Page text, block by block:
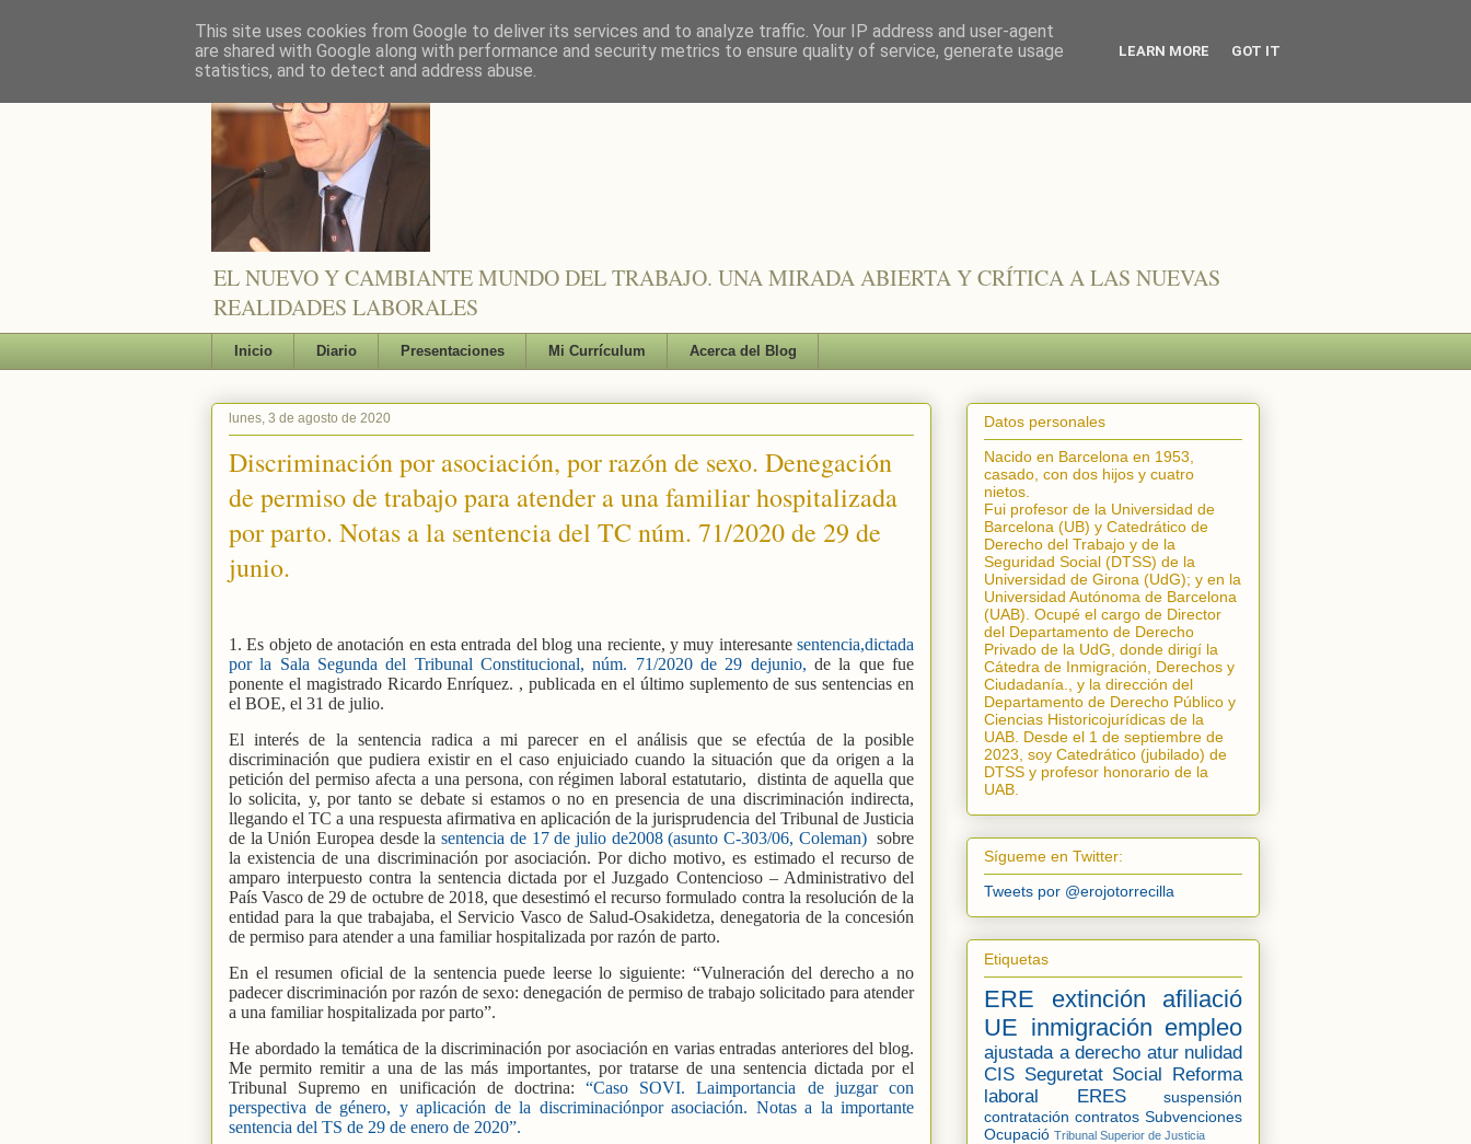
EL NUEVO Y CAMBIANTE MUNDO DEL TRABAJO. UNA MIRADA ABIERTA Y CRÍTICA A LAS NUEVAS
REALIDADES LABORALES
Inicio Diario Presentaciones Mi Currículum Acerca del Blog
lunes, 3 de agosto de 2020
Discriminación por asociación, por razón de sexo. Denegación
de permiso de trabajo para atender a una familiar hospitalizada
por parto. Notas a la sentencia del TC núm. 71/2020 de 29 de
junio.
1. Es objeto de anotación en esta entrada del blog una reciente, y muy interesante sentencia,dictada
por la Sala Segunda del Tribunal Constitucional, núm. 71/2020 de 29 dejunio, de la que fue
ponente el magistrado Ricardo Enríquez. , publicada en el último suplemento de sus sentencias en
el BOE, el 31 de julio.
El interés de la sentencia radica a mi parecer en el análisis que se efectúa de la posible
discriminación que pudiera existir en el caso enjuiciado cuando la situación que da origen a la
petición del permiso afecta a una persona, con régimen laboral estatutario,
distinta de aquella que
lo solicita, y, por tanto se debate si estamos o no en presencia de una discriminación indirecta,
llegando el TC a una respuesta afirmativa en aplicación de la jurisprudencia del Tribunal de Justicia
de la Unión Europea desde lasentencia de 17 de julio de2008 (asunto C-303/06, Coleman) sobre
la existencia de una discriminación por asociación. Por dicho motivo, es estimado el recurso de
amparo interpuesto contra la sentencia dictada por el Juzgado Contencioso – Administrativo del
País Vasco de 29 de octubre de 2018, que desestimó el recurso formulado contra la resolución de la
entidad para la que trabajaba, el Servicio Vasco de Salud-Osakidetza, denegatoria de la concesión
de permiso para atender a una familiar hospitalizada por razón de parto.
En el resumen oficial de la sentencia puede leerse lo siguiente: “Vulneración del derecho a no
padecer discriminación por razón de sexo: denegación de permiso de trabajo solicitado para atender
a una familiar hospitalizada por parto”.
He abordado la temática de la discriminación por asociación en varias entradas anteriores del blog.
Me permito remitir a una de las más importantes, por tratarse de una sentencia dictada por el
Tribunal Supremo en unificación de doctrina:“Caso SOVI. Laimportancia de juzgar con
perspectiva de género, y aplicación de la discriminaciónpor asociación. Notas a la importante
sentencia del TS de 29 de enero de 2020”.
Datos personales
Nacido en Barcelona en 1953,
casado, con dos hijos y cuatro
nietos.
Fui profesor de la Universidad de
Barcelona (UB) y Catedrático de
Derecho del Trabajo y de la
Seguridad Social (DTSS) de la
Universidad de Girona (UdG); y en la
Universidad Autónoma de Barcelona
(UAB). Ocupé el cargo de Director
del Departamento de Derecho
Privado de la UdG, donde dirigí la
Cátedra de Inmigración, Derechos y
Ciudadanía.
, y la dirección del
Departamento de Derecho Público y
Ciencias Historicojurídicas de la
UAB. Desde el 1 de septiembre de
2023, soy Catedrático (jubilado) de
DTSS y profesor honorario de la
UAB.
Sígueme en Twitter:
Tweets por @erojotorrecilla
Etiquetas
ERE extinción
afiliació
UE inmigración empleo
ajustada a derecho atur nulidad
CIS Seguretat Social Reforma
laboral
ERES
suspensión
contratación contratos Subvenciones
Ocupació Tribunal Superior de Justicia
This site uses cookies from Google to deliver its services and to analyze traffic. Your IP address and user-agent
are shared with Google along with performance and security metrics to ensure quality of service, generate usage
statistics, and to detect and address abuse.
LEARN MORE GOT IT